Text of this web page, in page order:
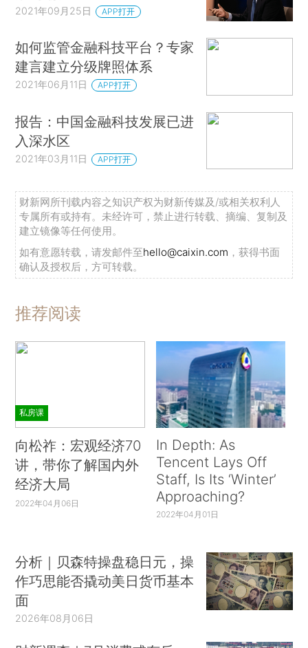
2021年09月25日 APP打开
如何监管金融科技平台？专家
建言建立分级牌照体系
2021年06月11日 APP打开
报告：中国金融科技发展已进
入深水区
2021年03月11日 APP打开
财新网所刊载内容之知识产权为财新传媒及/或相关权利人
专属所有或持有。未经许可，禁止进行转载、摘编、复制及
建立镜像等任何使用。
如有意愿转载，请发邮件至hello@caixin.com ，获得书面
确认及授权后，方可转载。
推荐阅读
私房课
向松祚：宏观经济70
讲，带你了解国内外
经济大局
2022年04月06日
In Depth: As
Tencent Lays Off
Staff, Is Its ‘Winter’
Approaching?
2022年04月01日
分析｜贝森特操盘稳日元，操
作巧思能否撬动美日货币基本
面
2026年08月06日